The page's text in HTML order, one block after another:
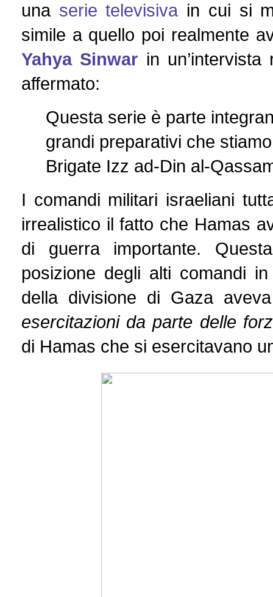
una serie televisiva in cui si
simile a quello poi realmente
Yahya Sinwar in
affermato:
Questa serie è parte
grandi preparativi che
Brigate Izz ad-Din al-
I comandi militari israeliani
irrealistico il fatto che Hamas
di guerra importante.
posizione degli alti comandi
della divisione di Gaza
esercitazioni da parte delle
di Hamas che si esercitavano